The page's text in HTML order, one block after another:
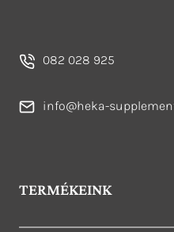
082 028 925
info@heka-
TERMÉKEINK